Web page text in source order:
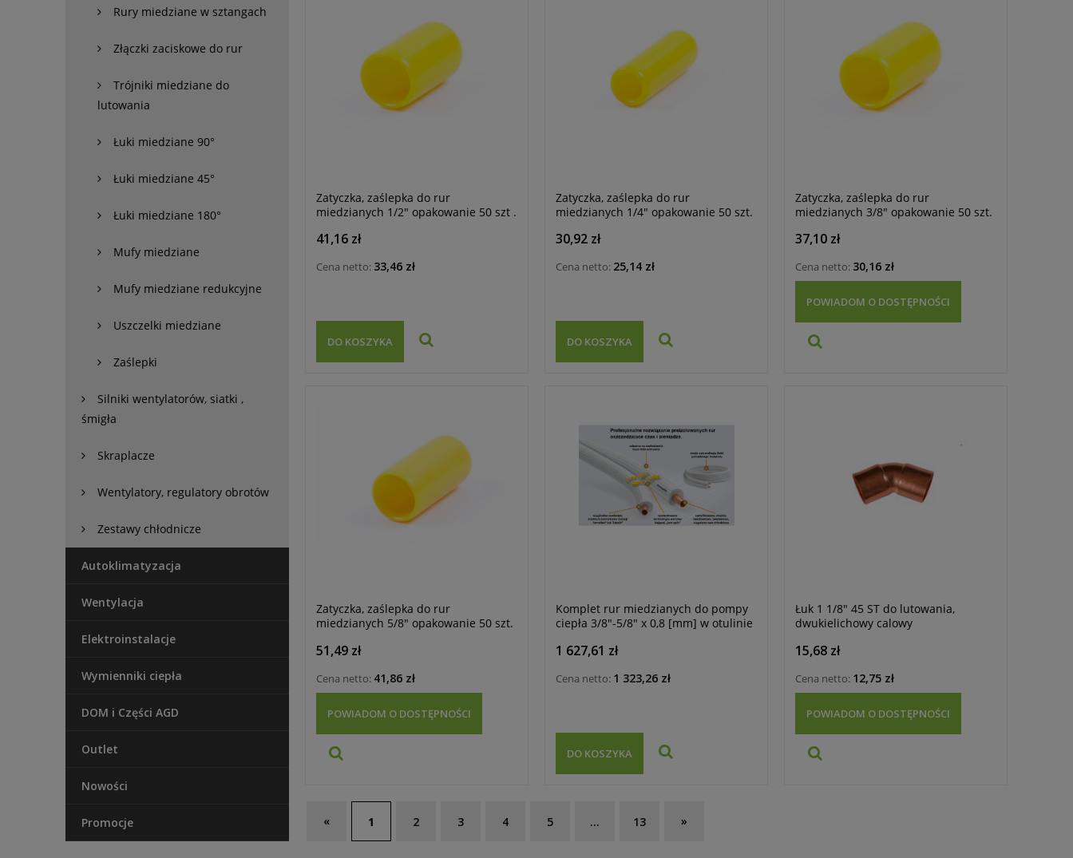
Rury miedziane w sztangach
Złączki zaciskowe do rur
Trójniki miedziane do
lutowania
Łuki miedziane 90°
Łuki miedziane 45°
Łuki miedziane 180°
Mufy miedziane
Mufy miedziane redukcyjne
Uszczelki miedziane
Zaślepki
Silniki wentylatorów, siatki ,
śmigła
Skraplacze
Wentylatory, regulatory obrotów
Zestawy chłodnicze
Autoklimatyzacja
Wentylacja
Elektroinstalacje
Wymienniki ciepła
DOM i Części AGD
Outlet
Nowości
Promocje
Zatyczka, zaślepka do rur
miedzianych 1/2" opakowanie 50 szt .
41,16 zł
Cena netto: 33,46 zł
DO KOSZYKA
Zatyczka, zaślepka do rur
miedzianych 1/4" opakowanie 50 szt.
30,92 zł
Cena netto: 25,14 zł
DO KOSZYKA
Zatyczka, zaślepka do rur
miedzianych 3/8" opakowanie 50 szt.
37,10 zł
Cena netto: 30,16 zł
POWIADOM O DOSTĘPNOŚCI
Zatyczka, zaślepka do rur
miedzianych 5/8" opakowanie 50 szt.
51,49 zł
Cena netto: 41,86 zł
POWIADOM O DOSTĘPNOŚCI
Komplet rur miedzianych do pompy
ciepła 3/8"-5/8" x 0,8 [mm] w otulinie
Tubolit DUOSPLIT
1 627,61 zł
Cena netto: 1 323,26 zł
DO KOSZYKA
Łuk 1 1/8" 45 ST do lutowania,
dwukielichowy calowy
15,68 zł
Cena netto: 12,75 zł
POWIADOM O DOSTĘPNOŚCI
« 1 2 3 4 5 ... 13 »